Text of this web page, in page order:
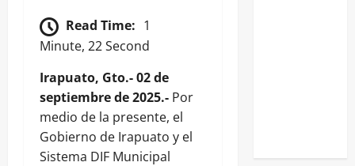
Read Time: 1
Minute, 22 Second
Irapuato, Gto.- 02 de
septiembre de 2025.- Por
medio de la presente, el
Gobierno de Irapuato y el
Sistema DIF Municipal